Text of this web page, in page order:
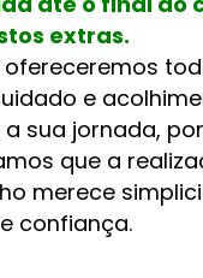
extras.
ofereceremos
e
sua jornada,
que a
merece
confiança.